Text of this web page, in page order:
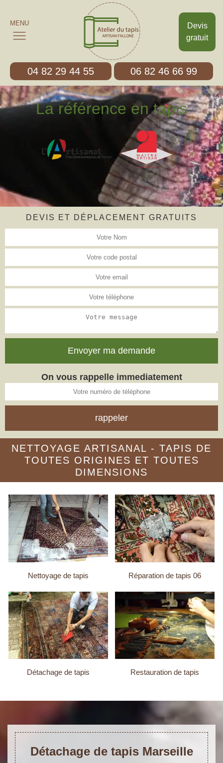
Devis
gratuit
MENU
04 82 29 44 55 06 82 46 66 99
La référence en tapis
DEVIS ET DÉPLACEMENT GRATUITS
On vous rappelle immediatement
NETTOYAGE ARTISANAL - TAPIS DE
TOUTES ORIGINES ET TOUTES
DIMENSIONS
Nettoyage de tapis Réparation de tapis 06
Détachage de tapis Restauration de tapis
Détachage de tapis Marseille